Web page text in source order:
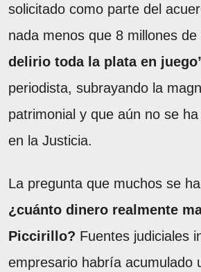
solicitado como parte del
nada menos que 8 millones de
delirio toda la plata en
periodista, subrayando la
patrimonial y que aún no se
en la Justicia.
La pregunta que muchos se
¿cuánto dinero realmente
Piccirillo? Fuentes judiciales
empresario habría acumulado